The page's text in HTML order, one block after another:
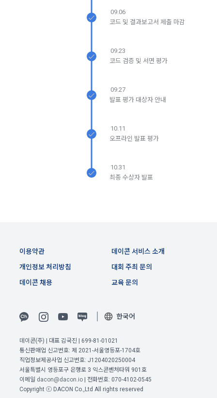
6. 약관 및 실정법 위반 시 “회원”의 서비스 이용 제약이 생길 수
2. “회사”는 이용계약과 서비스의 원활한 이행을 위하여 “개인회
원” 및 “인재회원”이 “서비스”를 이용하며 제공·생산한 정보를
3. “개인회원” 및 “인재회원”은 언제든지 원하는 경우에 서비스
에 제공한 개인정보의 수집과 이용에 대한 동의를 철회할 수 있
마. 기타 "회사"가 추가 개발하거나 제휴계약 등을 통해 "회원"에
2. "회사"는 필요한 경우 서비스의 내용을 추가 또는 변경할 수
있다. 단, 이 경우 "회사"는 추가 또는 변경내용을 "회원"에게 공
3. 서비스의 이용은 “회사”의 업무상 또는 기술상 특별한 지장이
없는 한 연중무휴, 1년 24시간 서비스하는 것을 원칙으로 한다.
단, 시스템 정기점검 등의 필요로 인하여 “회사”가 정한 날 또는
시간과 불가항력의 사유가 발생한 때에는 예외로 한다.
2) 데이콘 인재풀 등록, 기업 요금 정산, 이벤트 응모, 고객센터
3) 운영자를 통한 문의 과정에서 웹페이지, 메일, 팩스, 전화 등
을 통해 이용자의 개인정보가 수집
4) 오프라인에서 진행되는 이벤트, 세미나, 시상식 등에서 서면
5) 데이콘과 제휴한 외부 기업이나 단체로부터 개인정보를 제공
데이콘 및 데이콘 관련 제반 서비스(모바일 웹/앱 포함)의 회원
관리, 서비스 개발·제공 및 향상, 안전한 인터넷 이용환경 구축
등 아래의 목적으로만 개인정보를 이용합니다.
자 식별, 회원탈퇴 의사의 확인 등 회원관리를 위하여 개인정보
를 이용합니다.
콘텐츠 등 기존 서비스 제공(광고 포함)에 더하여, 인구통계학적
분석, 서비스 방문 및 이용기록의 분석, 개인정보 및 관심에 기반
한 이용자간 관계의 형성, 지인 및 관심사 등에 기반한 맞춤형 서
비스 제공 등 신규 서비스 요소의 발굴 및 기존 서비스 개선 등
을 위하여 개인정보를 이용합니다.
09.06
코드 및 결과보고서 제출 마감
09.23
코드 검증 및 서면 평가
09.27
발표 평가 대상자 안내
10.11
오프라인 발표 평가
10.31
최종 수상자 발표
이용약관
개인정보 처리방침
대회 주최 문의
교육 문의
데이콘 서비스 소개
데이콘 채용
한국어
데이콘(주) | 대표 김국진 | 699-81-01021
통신판매업 신고번호: 제 2021-서울영등포-1704호
직업정보제공사업 신고번호: J1204020250004
서울특별시 영등포구 은행로 3 익스콘벤처타워 901호
이메일 dacon@dacon.io | 전화번호: 070-4102-0545
Copyright ⓒ DACON Co.,Ltd All rights reserved